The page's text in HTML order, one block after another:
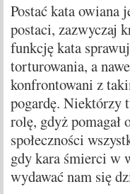
Postać kata owiana
postaci, zazwyczaj
funkcję kata
torturowania, a
konfrontowani z
pogardę. Niektórzy
rolę, gdyż
społeczności
gdy kara śmierci w
wydawać nam się